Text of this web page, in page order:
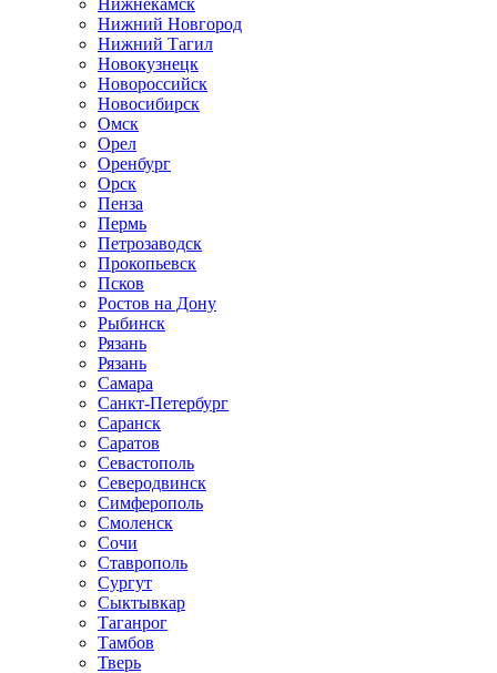
Нижнекамск
Нижний Новгород
Нижний Тагил
Новокузнецк
Новороссийск
Новосибирск
Омск
Орел
Оренбург
Орск
Пенза
Пермь
Петрозаводск
Прокопьевск
Псков
Ростов на Дону
Рыбинск
Рязань
Рязань
Самара
Санкт-Петербург
Саранск
Саратов
Севастополь
Северодвинск
Симферополь
Смоленск
Сочи
Ставрополь
Сургут
Сыктывкар
Таганрог
Тамбов
Тверь